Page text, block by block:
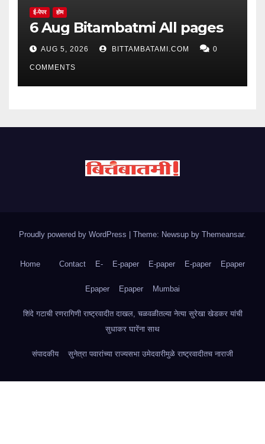
ई-पेपर होम
6 Aug Bitambatmi All pages
AUG 5, 2026 BITTAMBATAMI.COM 0
COMMENTS
Proudly powered by WordPress | Theme: Newsup by Themeansar.
Home Contact E- E-paper E-paper E-paper Epaper
Epaper Epaper Mumbai
शिंदे गटाची रणरागिणी राष्ट्रवादीत दाखल, चळवळीतल्या नेत्या सुरेखा खेडकर यांची
सुधाकर घारेंना साथ
संपादकीय सुनेत्रा पवारांच्या राज्यसभा उमेदवारीमुळे राष्ट्रवादीतच नाराजी